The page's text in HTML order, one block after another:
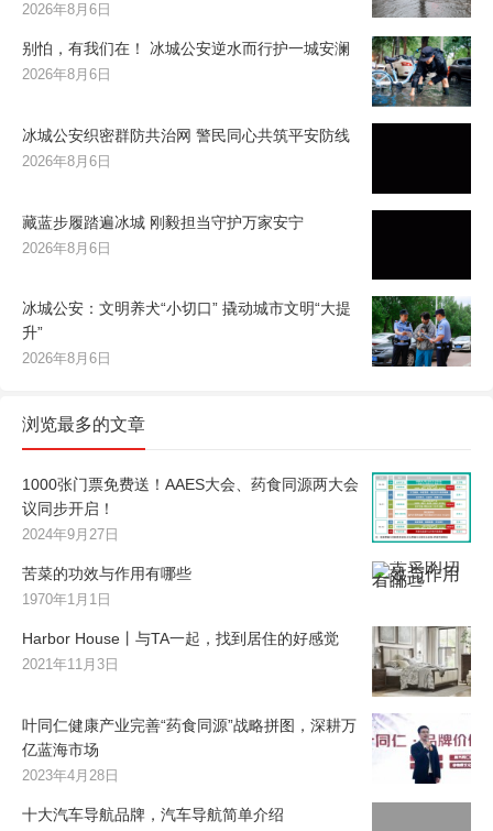
2026年8月6日
别怕，有我们在！ 冰城公安逆水而行护一城安澜
2026年8月6日
冰城公安织密群防共治网 警民同心共筑平安防线
2026年8月6日
藏蓝步履踏遍冰城 刚毅担当守护万家安宁
2026年8月6日
冰城公安：文明养犬“小切口” 撬动城市文明“大提
升”
2026年8月6日
浏览最多的文章
1000张门票免费送！AAES大会、药食同源两大会
议同步开启！
2024年9月27日
苦菜的功效与作用有哪些
1970年1月1日
Harbor House丨与TA一起，找到居住的好感觉
2021年11月3日
叶同仁健康产业完善“药食同源”战略拼图，深耕万
亿蓝海市场
2023年4月28日
十大汽车导航品牌，汽车导航简单介绍